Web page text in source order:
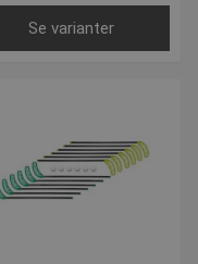
Se varianter